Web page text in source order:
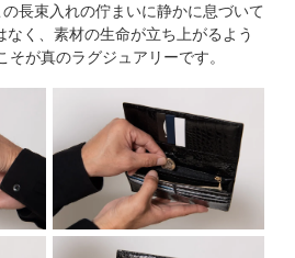
長束入れの佇まいに静かに息づいて
なく、素材の生命が立ち上がるよう
が真のラグジュアリーです。